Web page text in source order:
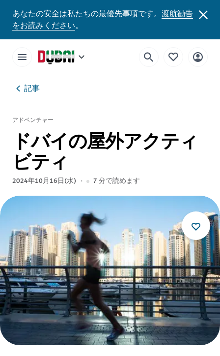
あなたの安全は私たちの最優先事項です。 渡航勧告
をお読みください。
記事
アドベンチャー
ドバイの屋外アクティ
ビティ
2024年10月16日(水) 7分で読めます